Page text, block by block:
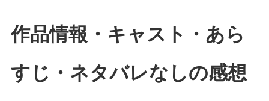
作品情報・キャスト・あら
すじ・ネタバレなしの感想